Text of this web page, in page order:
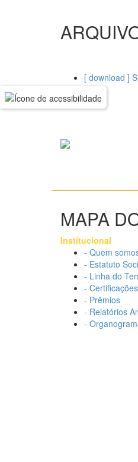
[ download ]
MAPA
Institucional
- Quem
- Estatuto
- Linha do
- Certificações
- Prêmios
- Relatórios
-